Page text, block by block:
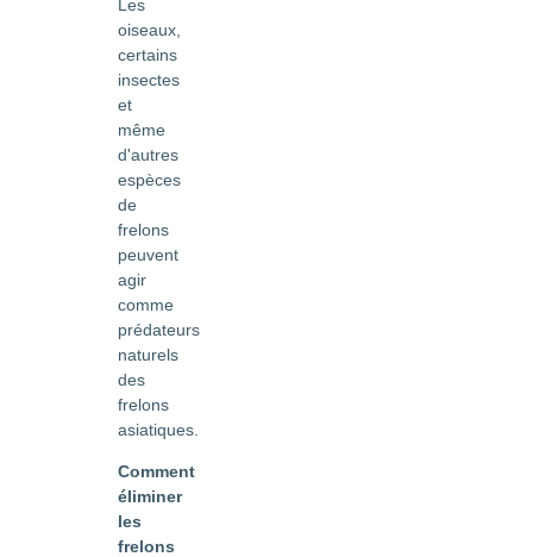
Les
oiseaux,
certains
insectes
et
même
d'autres
espèces
de
frelons
peuvent
agir
comme
prédateurs
naturels
des
frelons
asiatiques.
Comment
éliminer
les
frelons